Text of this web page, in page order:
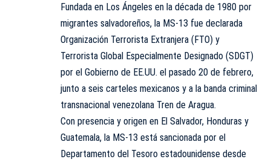
Fundada en Los Ángeles en la década de 1980 por
migrantes salvadoreños, la MS-13 fue declarada
Organización Terrorista Extranjera (FTO) y
Terrorista Global Especialmente Designado (SDGT)
por el Gobierno de EE.UU. el pasado 20 de febrero,
junto a seis carteles mexicanos y a la banda criminal
transnacional venezolana Tren de Aragua.
Con presencia y origen en El Salvador, Honduras y
Guatemala, la MS-13 está sancionada por el
Departamento del Tesoro estadounidense desde